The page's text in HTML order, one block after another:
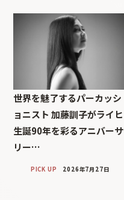
世界を魅了するパーカッシ
ョニスト 加藤訓子がライヒ
生誕90年を彩るアニバーサ
リー…
PICK UP 2026年7月27日